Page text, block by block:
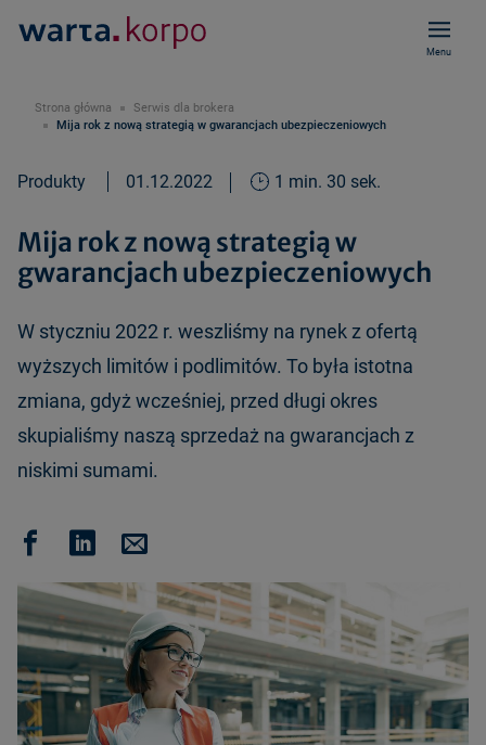
Menu
Strona główna
Serwis dla brokera
Mija rok z nową strategią w gwarancjach ubezpieczeniowych
Produkty 01.12.2022 1 min. 30 sek.
Mija rok z nową strategią w
gwarancjach ubezpieczeniowych
W styczniu 2022 r. weszliśmy na rynek z ofertą
wyższych limitów i podlimitów. To była istotna
zmiana, gdyż wcześniej, przed długi okres
skupialiśmy naszą sprzedaż na gwarancjach z
niskimi sumami.